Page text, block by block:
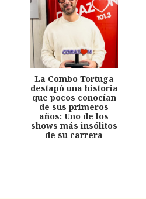
La Combo Tortuga
destapó una historia
que pocos conocían
de sus primeros
años: Uno de los
shows más insólitos
de su carrera